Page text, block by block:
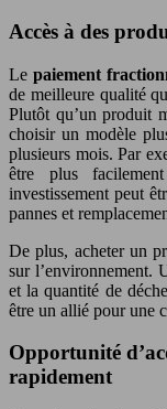
Accès à des
Le paiement
de meilleure qualité
Plutôt qu’un produit
choisir un modèle
plusieurs mois. Par
être plus
investissement peut
pannes et
De plus, acheter un
sur l’environnement.
et la quantité de
être un allié pour une
Opportunité
rapidement